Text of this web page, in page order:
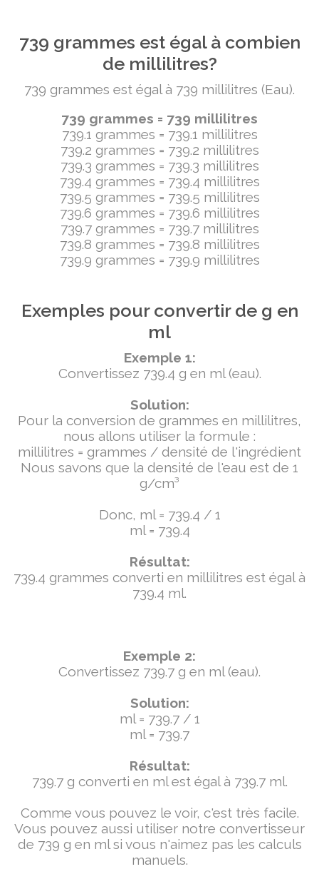
739 grammes est égal à combien
de millilitres?
739 grammes est égal à 739 millilitres (Eau).
739 grammes = 739 millilitres
739.1 grammes = 739.1 millilitres
739.2 grammes = 739.2 millilitres
739.3 grammes = 739.3 millilitres
739.4 grammes = 739.4 millilitres
739.5 grammes = 739.5 millilitres
739.6 grammes = 739.6 millilitres
739.7 grammes = 739.7 millilitres
739.8 grammes = 739.8 millilitres
739.9 grammes = 739.9 millilitres
Exemples pour convertir de g en
ml
Exemple 1:
Convertissez 739.4 g en ml (eau).
Solution:
Pour la conversion de grammes en millilitres,
nous allons utiliser la formule :
millilitres = grammes / densité de l'ingrédient
Nous savons que la densité de l'eau est de 1
g/cm³
Donc, ml = 739.4 / 1
ml = 739.4
Résultat:
739.4 grammes converti en millilitres est égal à
739.4 ml.
Exemple 2:
Convertissez 739.7 g en ml (eau).
Solution:
ml = 739.7 / 1
ml = 739.7
Résultat:
739.7 g converti en ml est égal à 739.7 ml.
Comme vous pouvez le voir, c'est très facile.
Vous pouvez aussi utiliser notre convertisseur
de 739 g en ml si vous n'aimez pas les calculs
manuels.